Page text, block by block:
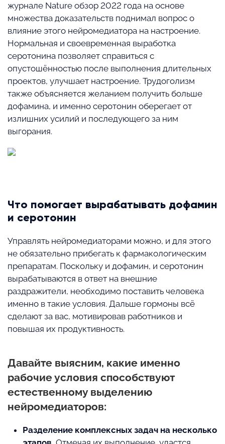
журнале Nature обзор 2022 года на основе
множества доказательств поднимал вопрос о
влияние этого нейромедиатора на настроение.
Нормальная и своевременная выработка
серотонина позволяет справиться с
опустошённостью после выполнения длительных
проектов, улучшает настроение. Трудоголизм
также объясняется желанием получить больше
дофамина, и именно серотонин оберегает от
излишних усилий и последующего за ним
выгорания.
Что помогает вырабатывать дофамин
и серотонин
Управлять нейромедиаторами можно, и для этого
не обязательно прибегать к фармакологическим
препаратам. Поскольку и дофамин, и серотонин
вырабатываются в ответ на внешние
раздражители, необходимо поставить человека
именно в такие условия. Дальше гормоны всё
сделают за вас, мотивировав работников и
повышая их продуктивность.
Давайте выясним, какие именно
рабочие условия способствуют
естественному выделению
нейромедиаторов:
Разделение комплексных задач на несколько